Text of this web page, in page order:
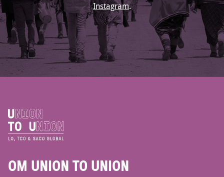
Instagram.
OM UNION TO UNION